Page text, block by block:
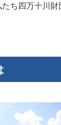
ち四万十川